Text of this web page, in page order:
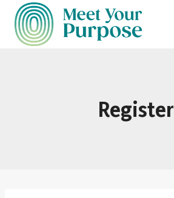
Register